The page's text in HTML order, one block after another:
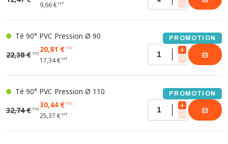
9,66 € HT
Té 90° PVC Pression Ø 90 PROMOTION
22,38 €TTC20,81 €TTC
17,34 € HT
Té 90° PVC Pression Ø 110 PROMOTION
32,74 €TTC30,44 €TTC
25,37 € HT